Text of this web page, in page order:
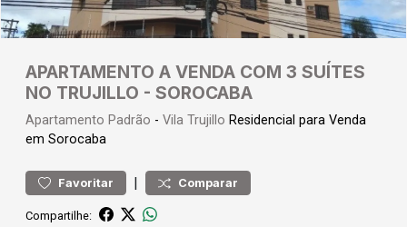
APARTAMENTO A VENDA COM 3 SUÍTES
NO TRUJILLO - SOROCABA
Apartamento Padrão - Vila Trujillo Residencial para Venda
em Sorocaba
Favoritar | Comparar
Compartilhe: